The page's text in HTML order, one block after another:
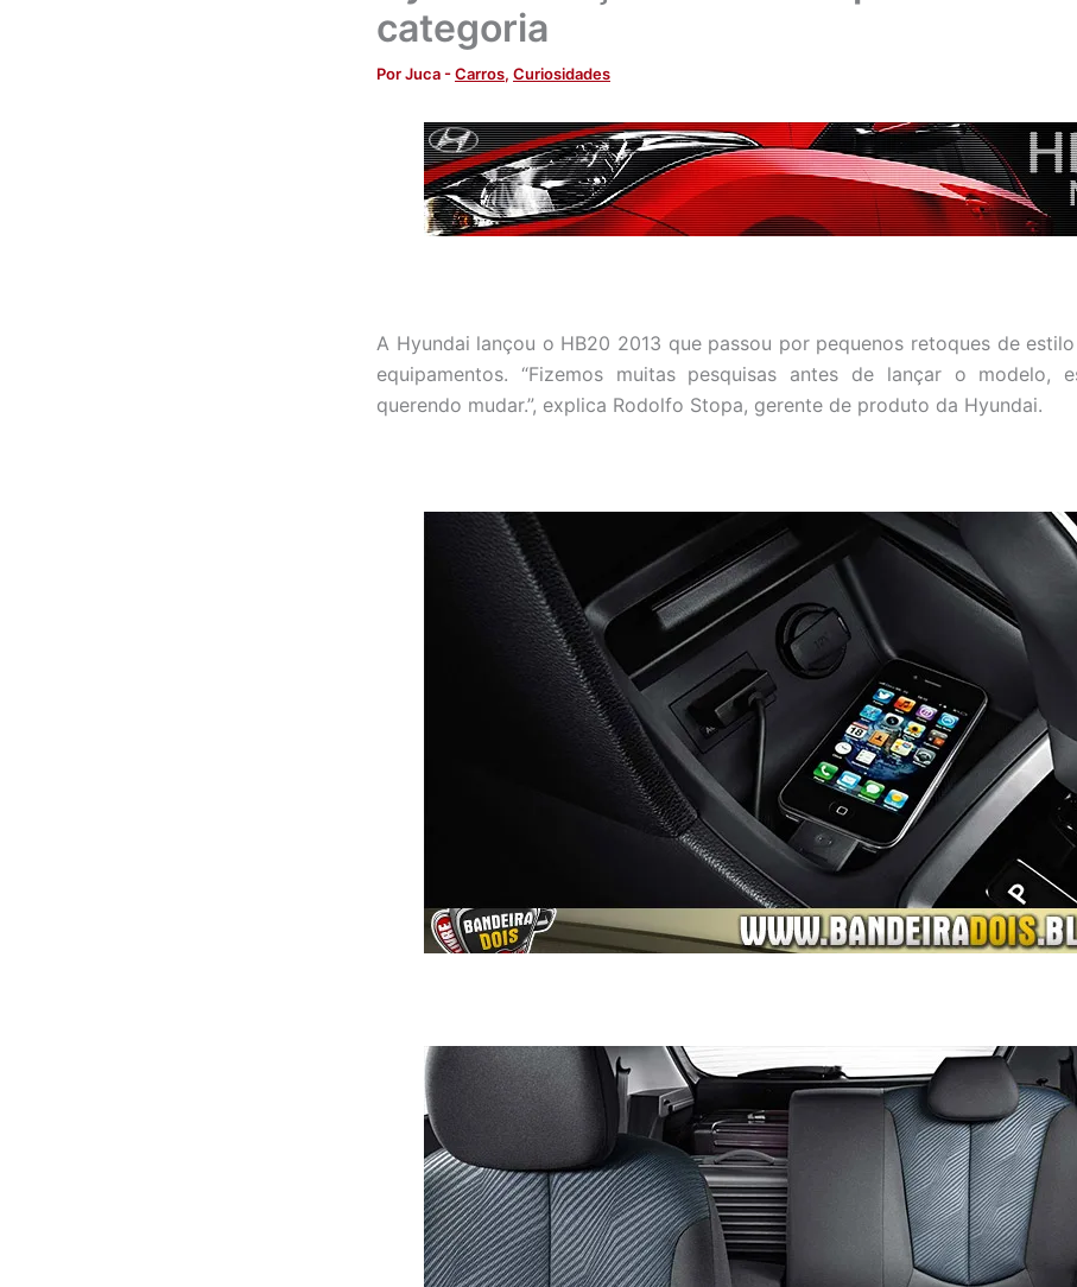
categoria
PorJuca-Carros, Curiosidades
A Hyundai lançou o HB20 2013 que passou por pequenos retoques de
equipamentos. “Fizemos muitas pesquisas antes de lançar o modelo,
querendo mudar.”, explica Rodolfo Stopa, gerente de produto da Hyundai.